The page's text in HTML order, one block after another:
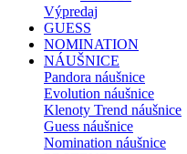
Výpredaj
GUESS
NOMINATION
NÁUŠNICE
Pandora náušnice
Evolution náušnice
Klenoty Trend náušnice
Guess náušnice
Nomination náušnice